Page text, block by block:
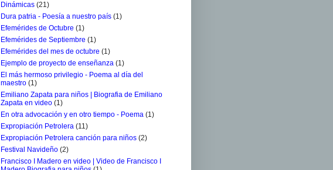
Dinámicas (21)
Dura patria - Poesía a nuestro país (1)
Efemérides de Octubre (1)
Efemérides de Septiembre (1)
Efemérides del mes de octubre (1)
Ejemplo de proyecto de enseñanza (1)
El más hermoso privilegio - Poema al día del
maestro (1)
Emiliano Zapata para niños | Biografia de Emiliano
Zapata en video (1)
En otra advocación y en otro tiempo - Poema (1)
Expropiación Petrolera (11)
Expropiación Petrolera canción para niños (2)
Festival Navideño (2)
Francisco I Madero en video | Video de Francisco I